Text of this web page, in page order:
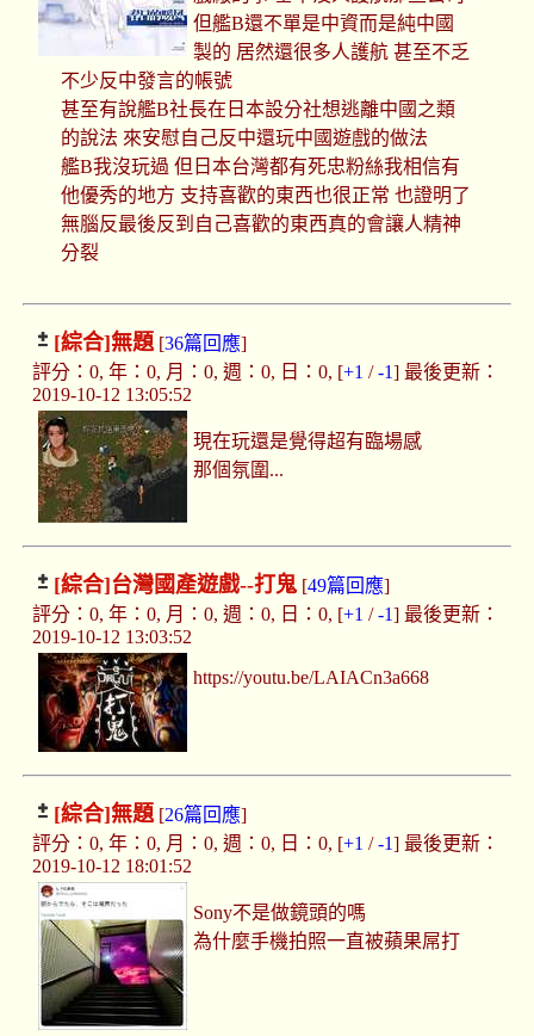
但艦B還不單是中資而是純中國
製的 居然還很多人護航 甚至不乏
不少反中發言的帳號
甚至有說艦B社長在日本設分社想逃離中國之類
的說法 來安慰自己反中還玩中國遊戲的做法
艦B我沒玩過 但日本台灣都有死忠粉絲我相信有
他優秀的地方 支持喜歡的東西也很正常 也證明了
無腦反最後反到自己喜歡的東西真的會讓人精神
分裂
[綜合]無題[36篇回應]
評分：0, 年：0, 月：0, 週：0, 日：0, [+1 /-1] 最後更新：
2019-10-12 13:05:52
現在玩還是覺得超有臨場感
那個氛圍...
[綜合]台灣國產遊戲--打鬼[49篇回應]
評分：0, 年：0, 月：0, 週：0, 日：0, [+1 /-1] 最後更新：
2019-10-12 13:03:52
https://youtu.be/LAIACn3a668
[綜合]無題[26篇回應]
評分：0, 年：0, 月：0, 週：0, 日：0, [+1 /-1] 最後更新：
2019-10-12 18:01:52
Sony不是做鏡頭的嗎
為什麼手機拍照一直被蘋果屌打